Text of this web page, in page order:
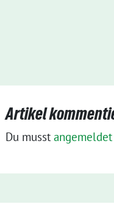
Artikel
Du musst angemeldet